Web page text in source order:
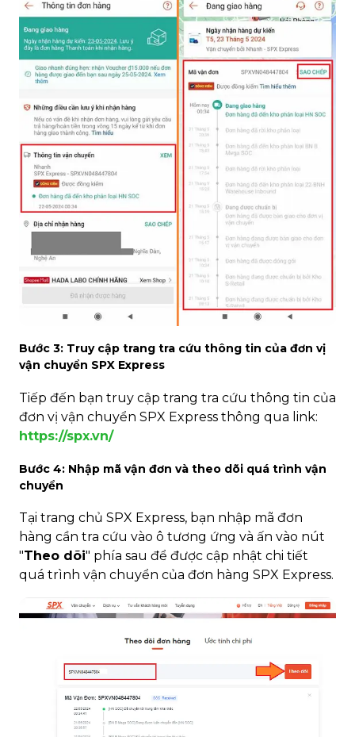
Bước 3: Truy cập trang tra cứu thông tin của đơn vị
vận chuyển SPX Express
Tiếp đến bạn truy cập trang tra cứu thông tin của
đơn vị vận chuyển SPX Express thông qua link:
https://spx.vn/
Bước 4: Nhập mã vận đơn và theo dõi quá trình vận
chuyển
Tại trang chủ SPX Express, bạn nhập mã đơn
hàng cần tra cứu vào ô tương ứng và ấn vào nút
"Theo dõi" phía sau để được cập nhật chi tiết
quá trình vận chuyển của đơn hàng SPX Express.